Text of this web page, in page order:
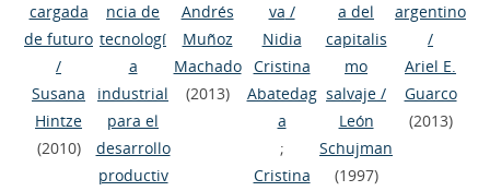
cargada
de futuro
/
Susana
Hintze
(2010)
ncia de
tecnologí
a
industrial
para el
desarrollo
productiv
Andrés
Muñoz
Machado
(2013)
va /
Nidia
Cristina
Abatedag
a
;
Cristina
a del
capitalis
mo
salvaje /
León
Schujman
(1997)
argentino
/
Ariel E.
Guarco
(2013)